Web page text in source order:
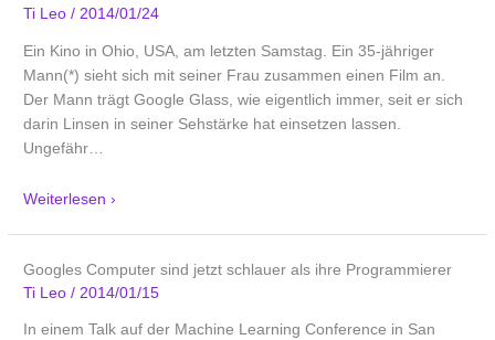
Ti Leo/2014/01/24
Ein Kino in Ohio, USA, am letzten Samstag. Ein 35-jähriger
Mann(*) sieht sich mit seiner Frau zusammen einen Film an.
Der Mann trägt Google Glass, wie eigentlich immer, seit er sich
darin Linsen in seiner Sehstärke hat einsetzen lassen.
Ungefähr
Weiterlesen ›
Googles Computer sind jetzt schlauer als ihre Programmierer
Ti Leo/ 2014/01/15
In einem Talk auf der Machine Learning Conference in San